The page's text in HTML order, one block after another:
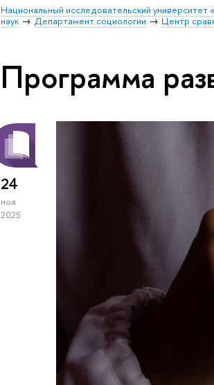
Национальный исследовательский университет
наук
Департамент социологии Центр
Программа
24
ноя
2025